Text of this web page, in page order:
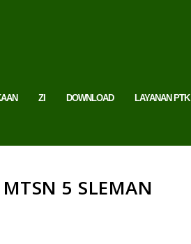
ZI DOWNLOAD LAYANAN PTK
5 SLEMAN